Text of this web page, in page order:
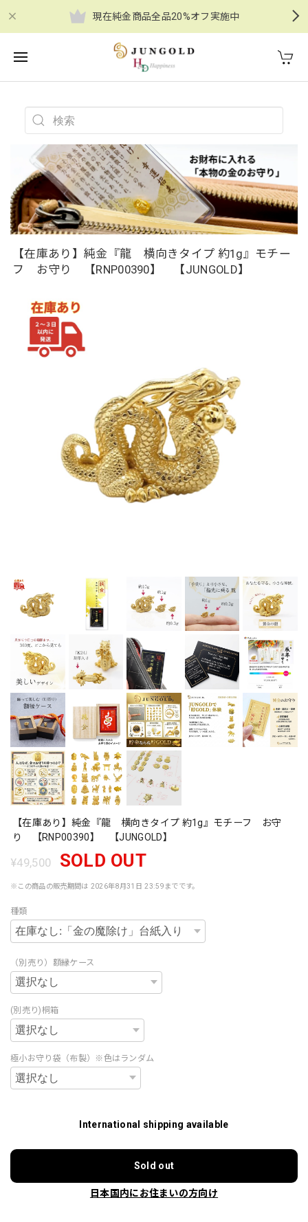
現在純金商品全品20%オフ実施中
【在庫あり】純金『龍 横向きタイプ 約1g』モチー
フ お守り 【RNP00390】 【JUNGOLD】
【在庫あり】純金『龍 横向きタイプ 約1g』モチーフ お守
り 【RNP00390】 【JUNGOLD】
¥49,500 SOLD OUT
※この商品の販売期間は 2026年8月31日 23:59までです。
種類
（別売り）額縁ケース
(別売り)桐箱
極小お守り袋（布製）※色はランダム
International shipping available
Sold out
日本国内にお住まいの方向け